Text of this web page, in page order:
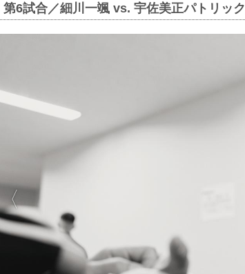
第6試合／細川一颯 vs. 宇佐美正パトリック